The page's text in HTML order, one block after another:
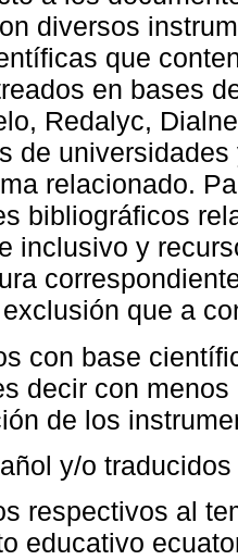
diversos
que
en bases
Redalyc,
de
relacionado.
bibliográficos
inclusivo y
que a
con base
decir con
de los
y/o traducidos
respectivos al
educativo